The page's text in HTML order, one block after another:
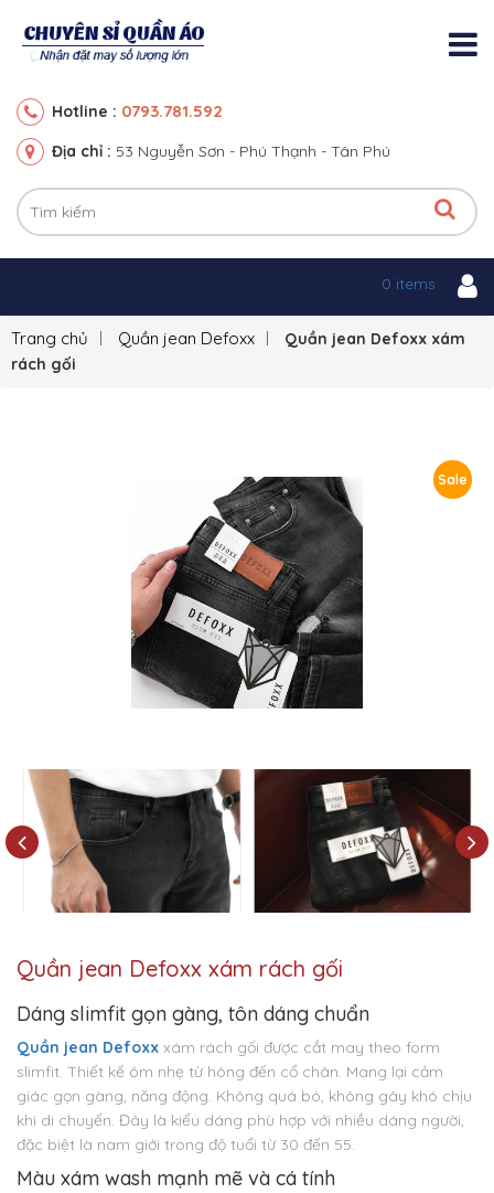
Hotline : 0793.781.592
Địa chỉ : 53 Nguyễn Sơn - Phú Thạnh - Tân Phú
0 items
Trang chủ Quần jean Defoxx
Quần jean Defoxx xám
rách gối
Sale
Quần jean Defoxx xám rách gối
Dáng slimfit gọn gàng, tôn dáng chuẩn
Quần jean Defoxx xám rách gối được cắt may theo form
slimfit. Thiết kế ôm nhẹ từ hông đến cổ chân. Mang lại cảm
giác gọn gàng, năng động. Không quá bó, không gây khó chịu
khi di chuyển. Đây là kiểu dáng phù hợp với nhiều dáng người,
đặc biệt là nam giới trong độ tuổi từ 30 đến 55.
Màu xám wash mạnh mẽ và cá tính